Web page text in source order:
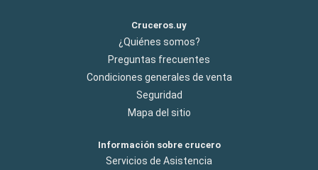
Cruceros.uy
¿Quiénes somos?
Preguntas frecuentes
Condiciones generales de venta
Seguridad
Mapa del sitio
Información sobre crucero
Servicios de Asistencia